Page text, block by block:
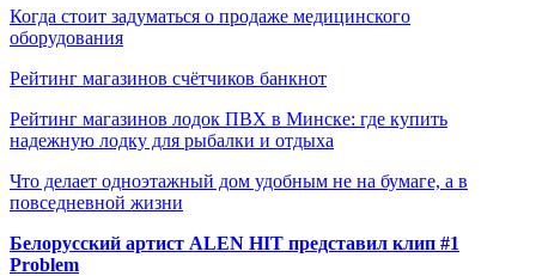
Когда стоит задуматься о продаже медицинского
оборудования
Рейтинг магазинов счётчиков банкнот
Рейтинг магазинов лодок ПВХ в Минске: где купить
надежную лодку для рыбалки и отдыха
Что делает одноэтажный дом удобным не на бумаге, а в
повседневной жизни
Белорусский артист ALEN HIT представил клип #1
Problem